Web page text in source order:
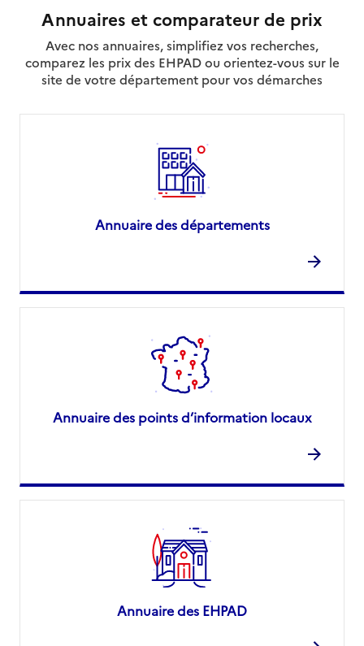
Annuaires et comparateur de prix
Avec nos annuaires, simplifiez vos recherches,
comparez les prix des EHPAD ou orientez-vous sur le
site de votre département pour vos démarches
Annuaire des départements
Annuaire des points d’information locaux
Annuaire des EHPAD